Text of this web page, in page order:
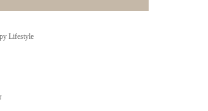
Lifestyle